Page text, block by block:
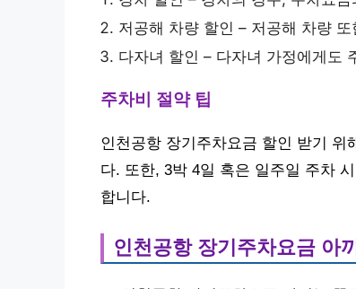
저공해 차량 할인 – 저공해 차량
다자녀 할인 – 다자녀 가정에게도
주차비 절약 팁
인천공항 장기주차요금 할인 받기 위
다. 또한, 3박 4일 혹은 일주일 주차
합니다.
인천공항 장기주차요금 아